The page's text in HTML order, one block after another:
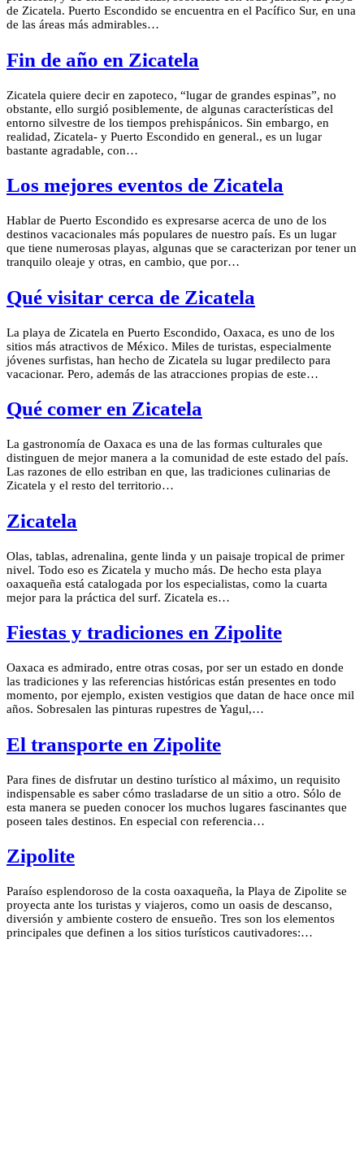
de Zicatela. Puerto Escondido se encuentra en el Pacífico Sur, en una
de las áreas más admirables…
Fin de año en Zicatela
Zicatela quiere decir en zapoteco, “lugar de grandes espinas”, no
obstante, ello surgió posiblemente, de algunas características del
entorno silvestre de los tiempos prehispánicos. Sin embargo, en
realidad, Zicatela- y Puerto Escondido en general., es un lugar
bastante agradable, con…
Los mejores eventos de Zicatela
Hablar de Puerto Escondido es expresarse acerca de uno de los
destinos vacacionales más populares de nuestro país. Es un lugar
que tiene numerosas playas, algunas que se caracterizan por tener un
tranquilo oleaje y otras, en cambio, que por…
Qué visitar cerca de Zicatela
La playa de Zicatela en Puerto Escondido, Oaxaca, es uno de los
sitios más atractivos de México. Miles de turistas, especialmente
jóvenes surfistas, han hecho de Zicatela su lugar predilecto para
vacacionar. Pero, además de las atracciones propias de este…
Qué comer en Zicatela
La gastronomía de Oaxaca es una de las formas culturales que
distinguen de mejor manera a la comunidad de este estado del país.
Las razones de ello estriban en que, las tradiciones culinarias de
Zicatela y el resto del territorio…
Zicatela
Olas, tablas, adrenalina, gente linda y un paisaje tropical de primer
nivel. Todo eso es Zicatela y mucho más. De hecho esta playa
oaxaqueña está catalogada por los especialistas, como la cuarta
mejor para la práctica del surf. Zicatela es…
Fiestas y tradiciones en Zipolite
Oaxaca es admirado, entre otras cosas, por ser un estado en donde
las tradiciones y las referencias históricas están presentes en todo
momento, por ejemplo, existen vestigios que datan de hace once mil
años. Sobresalen las pinturas rupestres de Yagul,…
El transporte en Zipolite
Para fines de disfrutar un destino turístico al máximo, un requisito
indispensable es saber cómo trasladarse de un sitio a otro. Sólo de
esta manera se pueden conocer los muchos lugares fascinantes que
poseen tales destinos. En especial con referencia…
Zipolite
Paraíso esplendoroso de la costa oaxaqueña, la Playa de Zipolite se
proyecta ante los turistas y viajeros, como un oasis de descanso,
diversión y ambiente costero de ensueño. Tres son los elementos
principales que definen a los sitios turísticos cautivadores:…